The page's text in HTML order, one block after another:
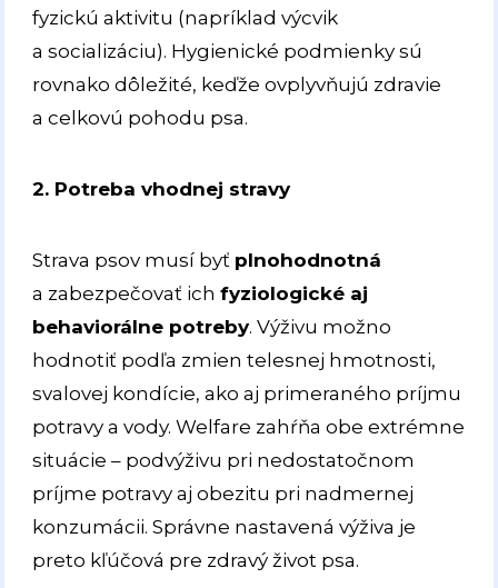
fyzickú aktivitu (napríklad výcvik
a socializáciu). Hygienické podmienky sú
rovnako dôležité, keďže ovplyvňujú zdravie
a celkovú pohodu psa.
2. Potreba vhodnej stravy
Strava psov musí byť plnohodnotná
a zabezpečovať ichfyziologické aj
behaviorálne potreby. Výživu možno
hodnotiť podľa zmien telesnej hmotnosti,
svalovej kondície, ako aj primeraného príjmu
potravy a vody. Welfare zahŕňa obe extrémne
situácie – podvýživu pri nedostatočnom
príjme potravy aj obezitu pri nadmernej
konzumácii. Správne nastavená výživa je
preto kľúčová pre zdravý život psa.